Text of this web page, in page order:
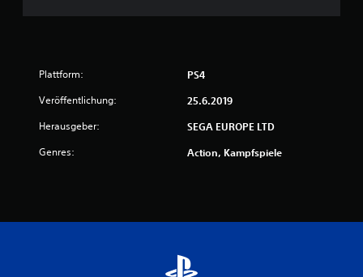
Plattform: PS4
Veröffentlichung: 25.6.2019
Herausgeber: SEGA EUROPE LTD
Genres: Action, Kampfspiele